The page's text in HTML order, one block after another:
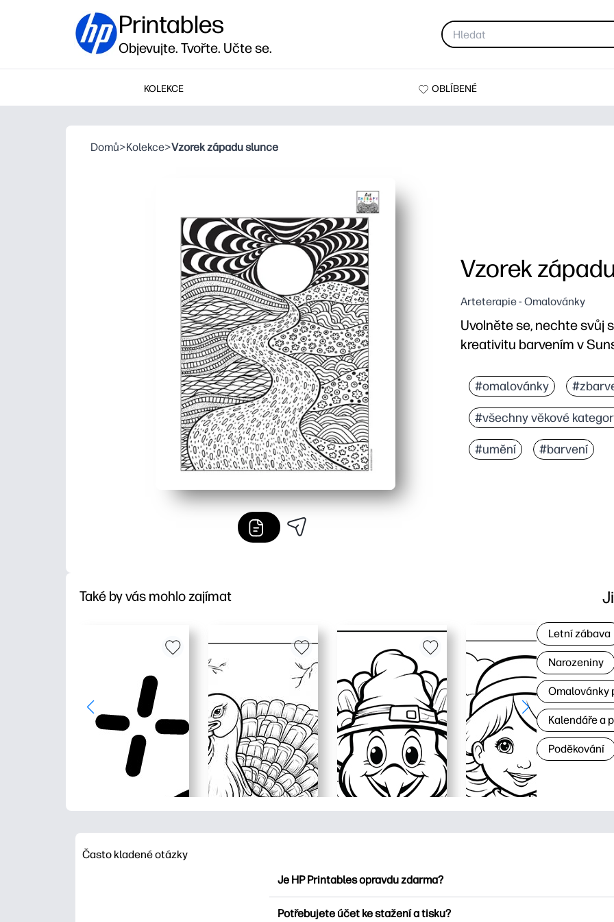
Printables
Objevujte. Tvořte. Učte se.
KOLEKCE OBLÍBENÉ
Domů>Kolekce>Vzorek západu slunce
Vzorek
Arteterapie - Omalovánky
Uvolněte se, nechte svůj
kreativitu barvením v
Zero prep - stáhněte,
Uklidňující zaostření -
Budování dovedností -
Všestranný pro
#omalovánky
#všechny věkové
#umění #barvení
Také by vás mohlo zajímat
Letní zábava
Narozeniny
Omalovánky
Kalendáře a
Poděkování
Často kladené otázky
Je HP Printables opravdu zdarma?
Potřebujete účet ke stažení a tisku?